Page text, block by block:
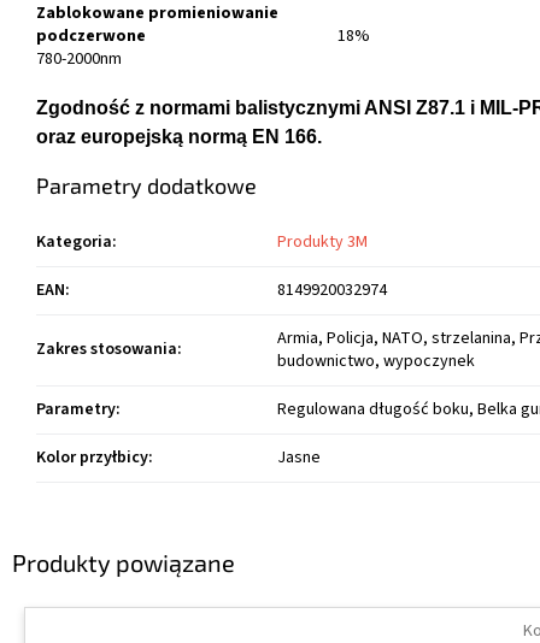
Produkty powiązane
Zablokowane promieniowanie
podczerwone
780-2000nm
18%
Zgodność z normami balistycznymi ANSI Z87.1 i MIL-
oraz europejską normą EN 166.
Parametry dodatkowe
Kategoria:
Produkty 3M
EAN: 8149920032974
Zakres stosowania:
Armia, Policja, NATO, strzelanina,
budownictwo, wypoczynek
Parametry:
Regulowana długość boku, Belka
Kolor przyłbicy: Jasne